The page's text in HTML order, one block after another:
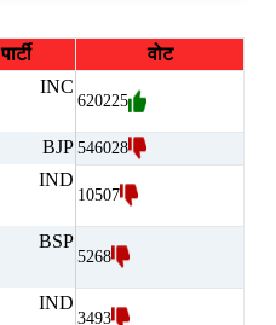
पार्टी
वोट
INC
620225
BJP 546028
IND
10507
BSP
5268
IND
3493